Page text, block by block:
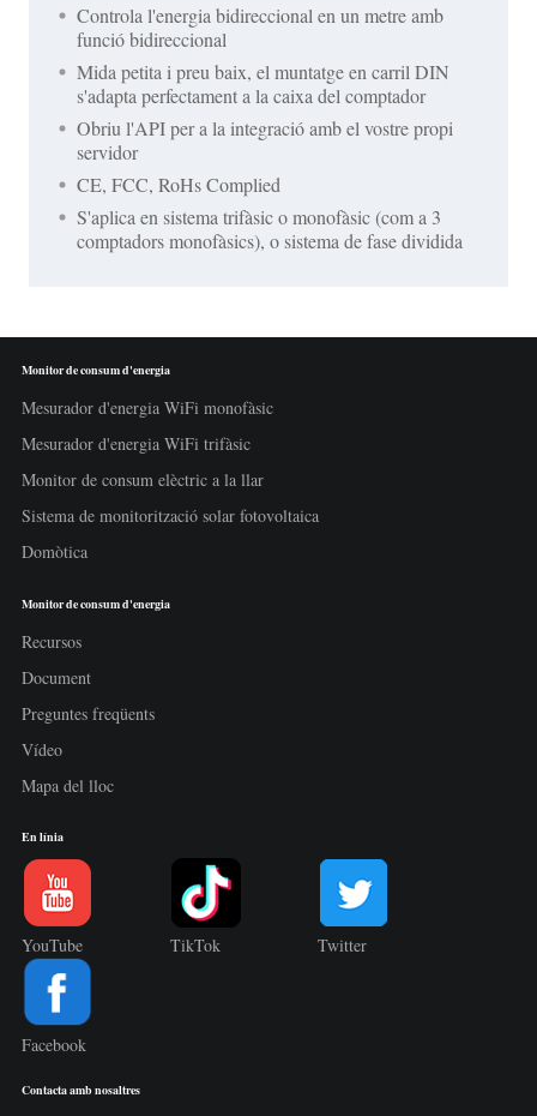
Controla l'energia bidireccional en un metre amb
funció bidireccional
Mida petita i preu baix, el muntatge en carril DIN
s'adapta perfectament a la caixa del comptador
Obriu l'API per a la integració amb el vostre propi
servidor
CE, FCC, RoHs Complied
S'aplica en sistema trifàsic o monofàsic (com a 3
comptadors monofàsics), o sistema de fase dividida
Monitor de consum d'energia
Mesurador d'energia WiFi monofàsic
Mesurador d'energia WiFi trifàsic
Monitor de consum elèctric a la llar
Sistema de monitorització solar fotovoltaica
Domòtica
Monitor de consum d'energia
Recursos
Document
Preguntes freqüents
Vídeo
Mapa del lloc
En línia
YouTube TikTok Twitter
Facebook
Contacta amb nosaltres